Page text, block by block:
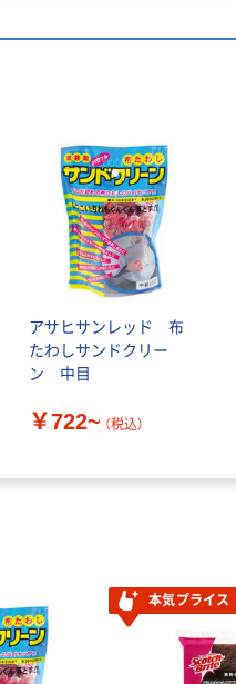
アサヒサンレッド 布
たわしサンドクリー
ン 中目
￥722~ （税込）
本気プライス